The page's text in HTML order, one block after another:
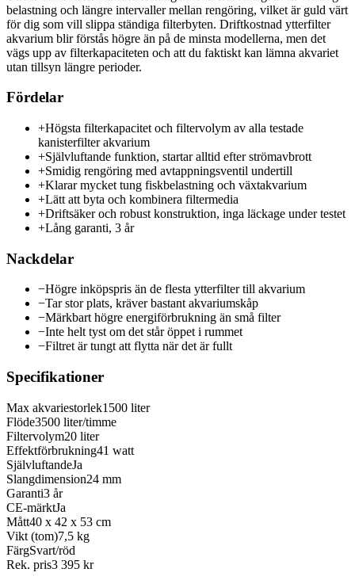
belastning och längre intervaller mellan rengöring, vilket är guld värt
för dig som vill slippa ständiga filterbyten. Driftkostnad ytterfilter
akvarium blir förstås högre än på de minsta modellerna, men det
vägs upp av filterkapaciteten och att du faktiskt kan lämna akvariet
utan tillsyn längre perioder.
Fördelar
+Högsta filterkapacitet och filtervolym av alla testade
kanisterfilter akvarium
+Självluftande funktion, startar alltid efter strömavbrott
+Smidig rengöring med avtappningsventil undertill
+Klarar mycket tung fiskbelastning och växtakvarium
+Lätt att byta och kombinera filtermedia
+Driftsäker och robust konstruktion, inga läckage under testet
+Lång garanti, 3 år
Nackdelar
−Högre inköpspris än de flesta ytterfilter till akvarium
−Tar stor plats, kräver bastant akvariumskåp
−Märkbart högre energiförbrukning än små filter
−Inte helt tyst om det står öppet i rummet
−Filtret är tungt att flytta när det är fullt
Specifikationer
Max akvariestorlek1500 liter
Flöde3500 liter/timme
Filtervolym20 liter
Effektförbrukning41 watt
SjälvluftandeJa
Slangdimension24 mm
Garanti3 år
CE-märktJa
Mått40 x 42 x 53 cm
Vikt (tom)7,5 kg
FärgSvart/röd
Rek. pris3 395 kr